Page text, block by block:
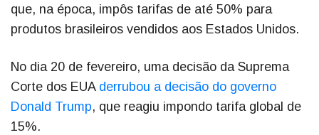
que, na época, impôs tarifas de até 50% para
produtos brasileiros vendidos aos Estados Unidos.
No dia 20 de fevereiro, uma decisão da Suprema
Corte dos EUA derrubou a decisão do governo
Donald Trump, que reagiu impondo tarifa global de
15%.